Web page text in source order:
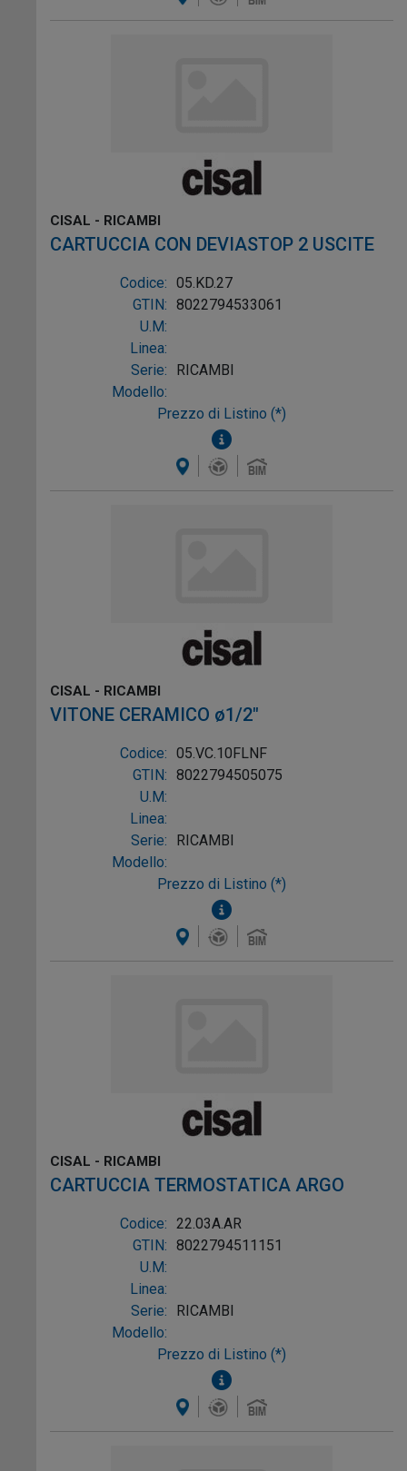
CISAL - RICAMBI
CARTUCCIA CON DEVIASTOP 2 USCITE
Codice: 05.KD.27
GTIN: 8022794533061
U.M:
Linea:
Serie:
RICAMBI
Modello:
Prezzo di Listino (*)
CISAL - RICAMBI
VITONE CERAMICO ø1/2"
Codice: 05.VC.10FLNF
GTIN: 8022794505075
U.M:
Linea:
Serie:
RICAMBI
Modello:
Prezzo di Listino (*)
CISAL - RICAMBI
CARTUCCIA TERMOSTATICA ARGO
Codice: 22.03A.AR
GTIN: 8022794511151
U.M:
Linea:
Serie:
RICAMBI
Modello:
Prezzo di Listino (*)